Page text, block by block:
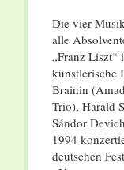
Die vier
alle
„Franz Liszt“
künstlerische
Brainin
Trio), Harald
Sándor
1994
deutschen